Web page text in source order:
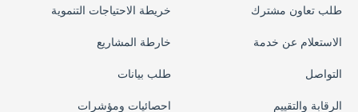
طلب تعاون مشترك
الاستعلام عن خدمة
التواصل
الرقابة والتقييم
خريطة الاحتياجات التنموية
خارطة المشاريع
طلب بيانات
احصائيات ومؤشرات